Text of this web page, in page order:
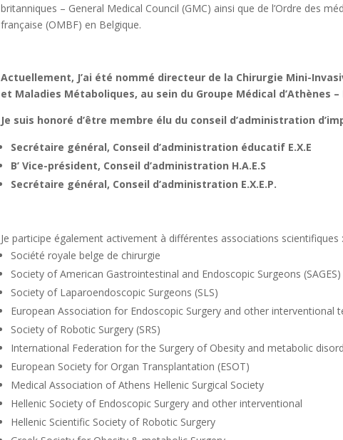
britanniques – General Medical Council (GMC) ainsi que de l’Ordre des
française (OMBF) en Belgique.
Actuellement, J’ai été nommé directeur de la Chirurgie Mini-
et Maladies Métaboliques, au sein du Groupe Médical d’Athènes –
Je suis honoré d’être membre élu du conseil d’administration
Secrétaire général, Conseil d’administration éducatif E.X.E
B’Vice-président, Conseil d’administration H.A.E.S
Secrétaire général, Conseil d’administration E.X.E.P.
Je participe également activement à différentes associations scientifiques :
Société royale belge de chirurgie
Society of American Gastrointestinal and Endoscopic Surgeons (SAGES)
Society of Laparoendoscopic Surgeons (SLS)
European Association for Endoscopic Surgery and other interventional
Society of Robotic Surgery (SRS)
International Federation for the Surgery of Obesity and metabolic
European Society for Organ Transplantation (ESOT)
Medical Association of Athens Hellenic Surgical Society
Hellenic Society of Endoscopic Surgery and other interventional
Hellenic Scientific Society of Robotic Surgery